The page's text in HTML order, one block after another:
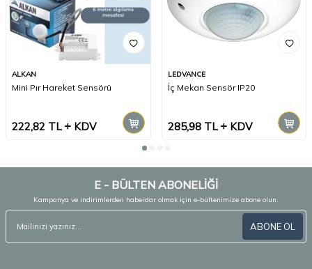
ALKAN
Mini Pır Hareket Sensörü
222,82 TL KDV
LEDVANCE
İç Mekan Sensör IP20
285,98TL KDV
E - BÜLTEN ABONELİĞİ
Kampanya ve indirimlerden haberdar olmak için e-bültenimize abone olun.
ABONE OL